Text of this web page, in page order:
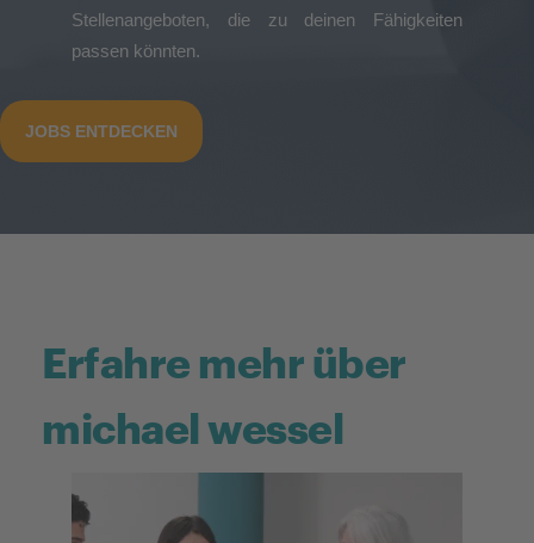
Stellenangeboten, die zu deinen Fähigkeiten
passen könnten.
JOBS ENTDECKEN
Erfahre mehr über
michael wessel